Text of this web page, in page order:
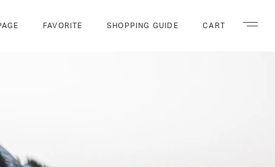
FAVORITE SHOPPING GUIDE CART ナビゲ